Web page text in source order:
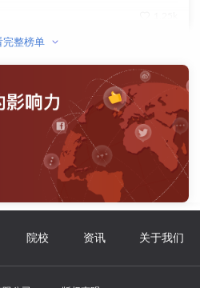
完整榜单
院校 资讯 关于我们